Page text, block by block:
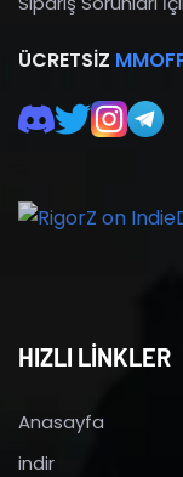
ÜCRETSIZ
HIZLI LİNKLER
Anasayfa
indir